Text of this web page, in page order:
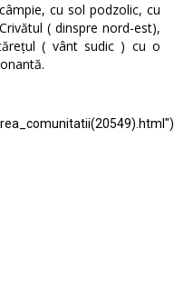
cu sol podzolic, cu
( dinspre nord-est),
( vânt sudic ) cu o